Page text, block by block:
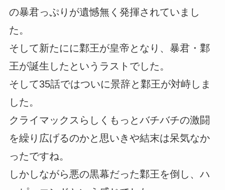
の暴君っぷりが遺憾無く発揮されていまし
た。
そして新たにに鄴王が皇帝となり、暴君・鄴
王が誕生したというラストでした。
そして35話ではついに景辞と鄴王が対峙しま
した。
クライマックスらしくもっとバチバチの激闘
を繰り広げるのかと思いきや結末は呆気なか
ったですね。
しかしながら悪の黒幕だった鄴王を倒し、ハ